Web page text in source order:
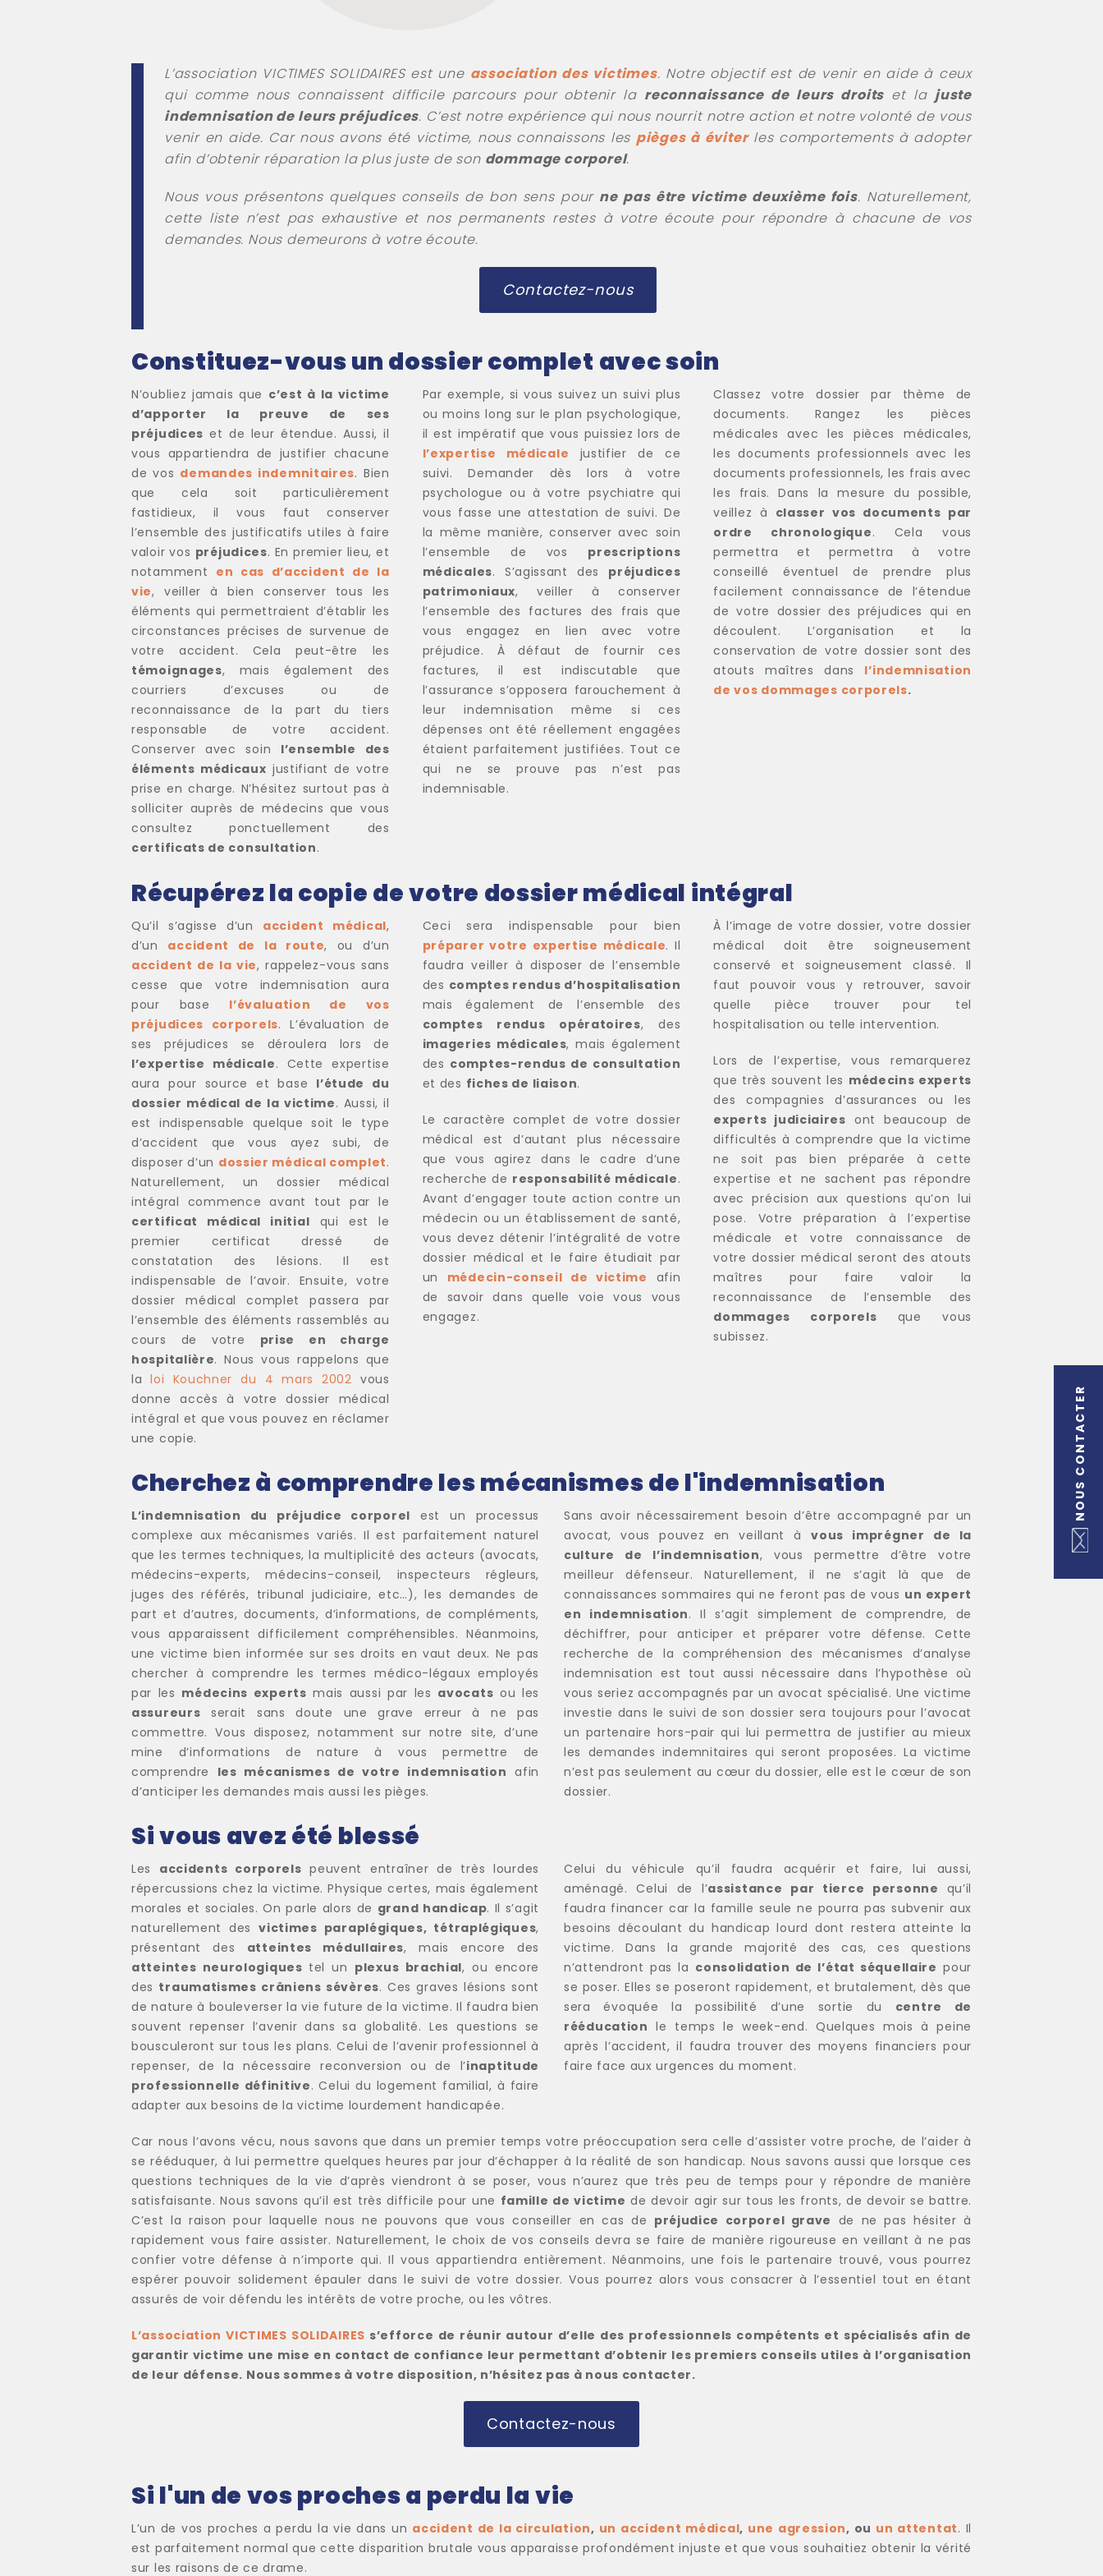
NOUS CONTACTER
L’association VICTIMES SOLIDAIRES est une association des victimes. Notre objectif est de venir en aide à ceux
qui comme nous connaissent difficile parcours pour obtenir la reconnaissance de leurs droits et la juste
indemnisation de leurs préjudices. C’est notre expérience qui nous nourrit notre action et notre volonté de vous
venir en aide. Car nous avons été victime, nous connaissons les pièges à éviterles comportements à adopter
afin d’obtenir réparation la plus juste de son dommage corporel.
Nous vous présentons quelques conseils de bon sens pour ne pas être victime deuxième fois. Naturellement,
cette liste n’est pas exhaustive et nos permanents restes à votre écoute pour répondre à chacune de vos
demandes. Nous demeurons à votre écoute.
Contactez-nous
Constituez-vous un dossier complet avec soin
N’oubliez jamais que c’est à la victime
d’apporter la preuve de ses
préjudices et de leur étendue. Aussi, il
vous appartiendra de justifier chacune
de vos demandes indemnitaires. Bien
que cela soit particulièrement
fastidieux, il vous faut conserver
l’ensemble des justificatifs utiles à faire
valoir vos préjudices. En premier lieu, et
notamment en cas d’accident de la
vie, veiller à bien conserver tous les
éléments qui permettraient d’établir les
circonstances précises de survenue de
votre accident. Cela peut-être les
témoignages, mais également des
courriers d’excuses ou de
reconnaissance de la part du tiers
responsable de votre accident.
Conserver avec soin l’ensemble des
éléments médicaux justifiant de votre
prise en charge. N’hésitez surtout pas à
solliciter auprès de médecins que vous
consultez ponctuellement des
certificats de consultation.
Par exemple, si vous suivez un suivi plus
ou moins long sur le plan psychologique,
il est impératif que vous puissiez lors de
l’expertise médicale justifier de ce
suivi. Demander dès lors à votre
psychologue ou à votre psychiatre qui
vous fasse une attestation de suivi. De
la même manière, conserver avec soin
l’ensemble de vos prescriptions
médicales. S’agissant des préjudices
patrimoniaux, veiller à conserver
l’ensemble des factures des frais que
vous engagez en lien avec votre
préjudice. À défaut de fournir ces
factures, il est indiscutable que
l’assurance s’opposera farouchement à
leur indemnisation même si ces
dépenses ont été réellement engagées
étaient parfaitement justifiées. Tout ce
qui ne se prouve pas n’est pas
indemnisable.
Classez votre dossier par thème de
documents. Rangez les pièces
médicales avec les pièces médicales,
les documents professionnels avec les
documents professionnels, les frais avec
les frais. Dans la mesure du possible,
veillez à classer vos documents par
ordre chronologique. Cela vous
permettra et permettra à votre
conseillé éventuel de prendre plus
facilement connaissance de l’étendue
de votre dossier des préjudices qui en
découlent. L’organisation et la
conservation de votre dossier sont des
atouts maîtres dans l’indemnisation
de vos dommages corporels.
Récupérez la copie de votre dossier médical intégral
Qu’il s’agisse d’un accident médical,
d’un accident de la route, ou d’un
accident de la vie, rappelez-vous sans
cesse que votre indemnisation aura
pour base l’évaluation de vos
préjudices corporels. L’évaluation de
ses préjudices se déroulera lors de
l’expertise médicale. Cette expertise
aura pour source et base l’étude du
dossier médical de la victime. Aussi, il
est indispensable quelque soit le type
d’accident que vous ayez subi, de
disposer d’un dossier médical complet.
Naturellement, un dossier médical
intégral commence avant tout par le
certificat médical initial qui est le
premier certificat dressé de
constatation des lésions. Il est
indispensable de l’avoir. Ensuite, votre
dossier médical complet passera par
l’ensemble des éléments rassemblés au
cours de votre prise en charge
hospitalière. Nous vous rappelons que
laloi Kouchner du 4 mars 2002 vous
donne accès à votre dossier médical
intégral et que vous pouvez en réclamer
une copie.
Ceci sera indispensable pour bien
préparer votre expertise médicale. Il
faudra veiller à disposer de l’ensemble
des comptes rendus d’hospitalisation
mais également de l’ensemble des
comptes rendus opératoires, des
imageries médicales, mais également
des comptes-rendus de consultation
et des fiches de liaison.
Le caractère complet de votre dossier
médical est d’autant plus nécessaire
que vous agirez dans le cadre d’une
recherche de responsabilité médicale.
Avant d’engager toute action contre un
médecin ou un établissement de santé,
vous devez détenir l’intégralité de votre
dossier médical et le faire étudiait par
un médecin-conseil de victime afin
de savoir dans quelle voie vous vous
engagez.
À l’image de votre dossier, votre dossier
médical doit être soigneusement
conservé et soigneusement classé. Il
faut pouvoir vous y retrouver, savoir
quelle pièce trouver pour tel
hospitalisation ou telle intervention.
Lors de l’expertise, vous remarquerez
que très souvent les médecins experts
des compagnies d’assurances ou les
experts judiciaires ont beaucoup de
difficultés à comprendre que la victime
ne soit pas bien préparée à cette
expertise et ne sachent pas répondre
avec précision aux questions qu’on lui
pose. Votre préparation à l’expertise
médicale et votre connaissance de
votre dossier médical seront des atouts
maîtres pour faire valoir la
reconnaissance de l’ensemble des
dommages corporels que vous
subissez.
Cherchez à comprendre les mécanismes de l'indemnisation
L’indemnisation du préjudice corporel est un processus
complexe aux mécanismes variés. Il est parfaitement naturel
que les termes techniques, la multiplicité des acteurs (avocats,
médecins-experts, médecins-conseil, inspecteurs régleurs,
juges des référés, tribunal judiciaire, etc…), les demandes de
part et d’autres, documents, d’informations, de compléments,
vous apparaissent difficilement compréhensibles. Néanmoins,
une victime bien informée sur ses droits en vaut deux. Ne pas
chercher à comprendre les termes médico-légaux employés
par les médecins experts mais aussi par les avocats ou les
assureurs serait sans doute une grave erreur à ne pas
commettre. Vous disposez, notamment sur notre site, d’une
mine d’informations de nature à vous permettre de
comprendre les mécanismes de votre indemnisation afin
d’anticiper les demandes mais aussi les pièges.
Sans avoir nécessairement besoin d’être accompagné par un
avocat, vous pouvez en veillant àvous imprégner de la
culture de l’indemnisation, vous permettre d’être votre
meilleur défenseur. Naturellement, il ne s’agit là que de
connaissances sommaires qui ne feront pas de vous un expert
en indemnisation. Il s’agit simplement de comprendre, de
déchiffrer, pour anticiper et préparer votre défense. Cette
recherche de la compréhension des mécanismes d’analyse
indemnisation est tout aussi nécessaire dans l’hypothèse où
vous seriez accompagnés par un avocat spécialisé. Une victime
investie dans le suivi de son dossier sera toujours pour l’avocat
un partenaire hors-pair qui lui permettra de justifier au mieux
les demandes indemnitaires qui seront proposées. La victime
n’est pas seulement au cœur du dossier, elle est le cœur de son
dossier.
Si vous avez été blessé
Les accidents corporels peuvent entraîner de très lourdes
répercussions chez la victime. Physique certes, mais également
morales et sociales. On parle alors de grand handicap. Il s’agit
naturellement desvictimes paraplégiques, tétraplégiques,
présentant des atteintes médullaires, mais encore des
atteintes neurologiques tel un plexus brachial, ou encore
des traumatismes crâniens sévères. Ces graves lésions sont
de nature à bouleverser la vie future de la victime. Il faudra bien
souvent repenser l’avenir dans sa globalité. Les questions se
bousculeront sur tous les plans. Celui de l’avenir professionnel à
repenser, de la nécessaire reconversion ou de l’inaptitude
professionnelle définitive. Celui du logement familial, à faire
adapter aux besoins de la victime lourdement handicapée.
Celui du véhicule qu’il faudra acquérir et faire, lui aussi,
aménagé. Celui de l’assistance par tierce personne qu’il
faudra financer car la famille seule ne pourra pas subvenir aux
besoins découlant du handicap lourd dont restera atteinte la
victime. Dans la grande majorité des cas, ces questions
n’attendront pas la consolidation de l’état séquellaire pour
se poser. Elles se poseront rapidement, et brutalement, dès que
sera évoquée la possibilité d’une sortie du centre de
rééducation le temps le week-end. Quelques mois à peine
après l’accident, il faudra trouver des moyens financiers pour
faire face aux urgences du moment.
Car nous l’avons vécu, nous savons que dans un premier temps votre préoccupation sera celle d’assister votre proche, de l’aider à
se rééduquer, à lui permettre quelques heures par jour d’échapper à la réalité de son handicap. Nous savons aussi que lorsque ces
questions techniques de la vie d’après viendront à se poser, vous n’aurez que très peu de temps pour y répondre de manière
satisfaisante. Nous savons qu’il est très difficile pour une famille de victime de devoir agir sur tous les fronts, de devoir se battre.
C’est la raison pour laquelle nous ne pouvons que vous conseiller en cas de préjudice corporel grave de ne pas hésiter à
rapidement vous faire assister. Naturellement, le choix de vos conseils devra se faire de manière rigoureuse en veillant à ne pas
confier votre défense à n’importe qui. Il vous appartiendra entièrement. Néanmoins, une fois le partenaire trouvé, vous pourrez
espérer pouvoir solidement épauler dans le suivi de votre dossier. Vous pourrez alors vous consacrer à l’essentiel tout en étant
assurés de voir défendu les intérêts de votre proche, ou les vôtres.
L’association VICTIMES SOLIDAIRES s’efforce de réunir autour d’elle des professionnels compétents et spécialisés afin de
garantir victime une mise en contact de confiance leur permettant d’obtenir les premiers conseils utiles à l’organisation
de leur défense. Nous sommes à votre disposition, n’hésitez pas à nous contacter.
Contactez-nous
Si l'un de vos proches a perdu la vie
L’un de vos proches a perdu la vie dans un accident de la circulation, un accident médical, une agression, ou un attentat. Il
est parfaitement normal que cette disparition brutale vous apparaisse profondément injuste et que vous souhaitiez obtenir la vérité
sur les raisons de ce drame.